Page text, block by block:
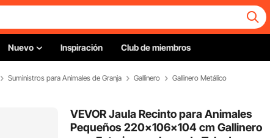
Nuevo Inspiración Club de miembros
Suministros para Animales de Granja Gallinero Gallinero Metálico
VEVOR Jaula Recinto para Animales
Pequeños 220x106x104 cm Gallinero